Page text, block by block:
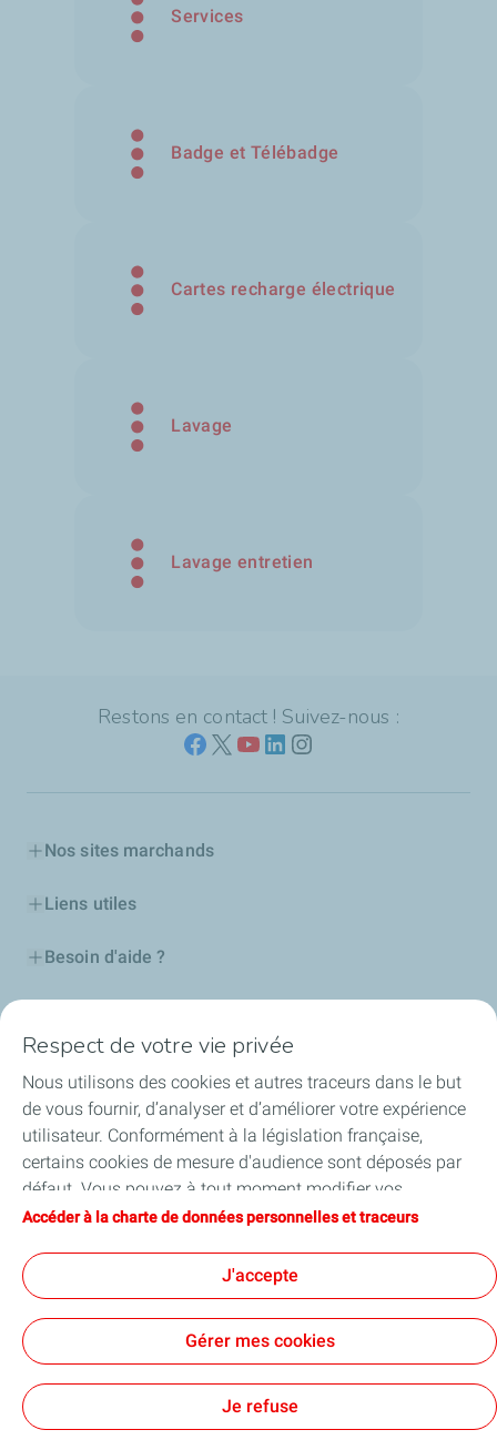
Services
Badge et Télébadge
Cartes recharge électrique
Lavage
Lavage entretien
Restons en contact ! Suivez-nous :
Nos sites marchands
Liens utiles
Besoin d'aide ?
Certificats d'économies d'énergie
Nos partenaires
Collaborer avec TotalEnergies
Accessibilité
Conditions Générales d’Utilisation
Accessibilité : Partiellement conforme
Respect de votre vie privée
Nous utilisons des cookies et autres traceurs dans le but
de vous fournir, d’analyser et d’améliorer votre expérience
utilisateur. Conformément à la législation française,
certains cookies de mesure d'audience sont déposés par
défaut. Vous pouvez à tout moment modifier vos
paramètres de cookies en cliquant sur le bouton « Gérer
vous acceptez le dépôt de l’ensemble des cookies. Dans le
cas où vous cliquez sur « Je refuse », seuls les cookies
techniques nécessaires au bon fonctionnement du site
seront utilisés. Pour plus d’informations, vous pouvez
traceurs ».
Accéder à la charte de données personnelles et traceurs
J'accepte
Gérer mes cookies
Je refuse